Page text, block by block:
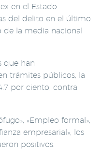
en el Estado
del delito en el último
de la media nacional
que han
trámites públicos, la
por ciento, contra
«Empleo formal»,
empresarial», los
positivos.